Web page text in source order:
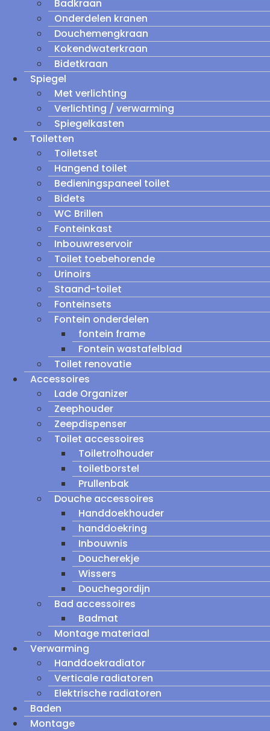
Badkraan
Onderdelen kranen
Douchemengkraan
Kokendwaterkraan
Bidetkraan
Spiegel
Met verlichting
Verlichting / verwarming
Spiegelkasten
Toiletten
Toiletset
Hangend toilet
Bedieningspaneel toilet
Bidets
WC Brillen
Fonteinkast
Inbouwreservoir
Toilet toebehorende
Urinoirs
Staand-toilet
Fonteinsets
Fontein onderdelen
fontein frame
Fontein wastafelblad
Toilet renovatie
Accessoires
Lade Organizer
Zeephouder
Zeepdispenser
Toilet accessoires
Toiletrolhouder
toiletborstel
Prullenbak
Douche accessoires
Handdoekhouder
handdoekring
Inbouwnis
Doucherekje
Wissers
Douchegordijn
Bad accessoires
Badmat
Montage materiaal
Verwarming
Handdoekradiator
Verticale radiatoren
Elektrische radiatoren
Baden
Montage